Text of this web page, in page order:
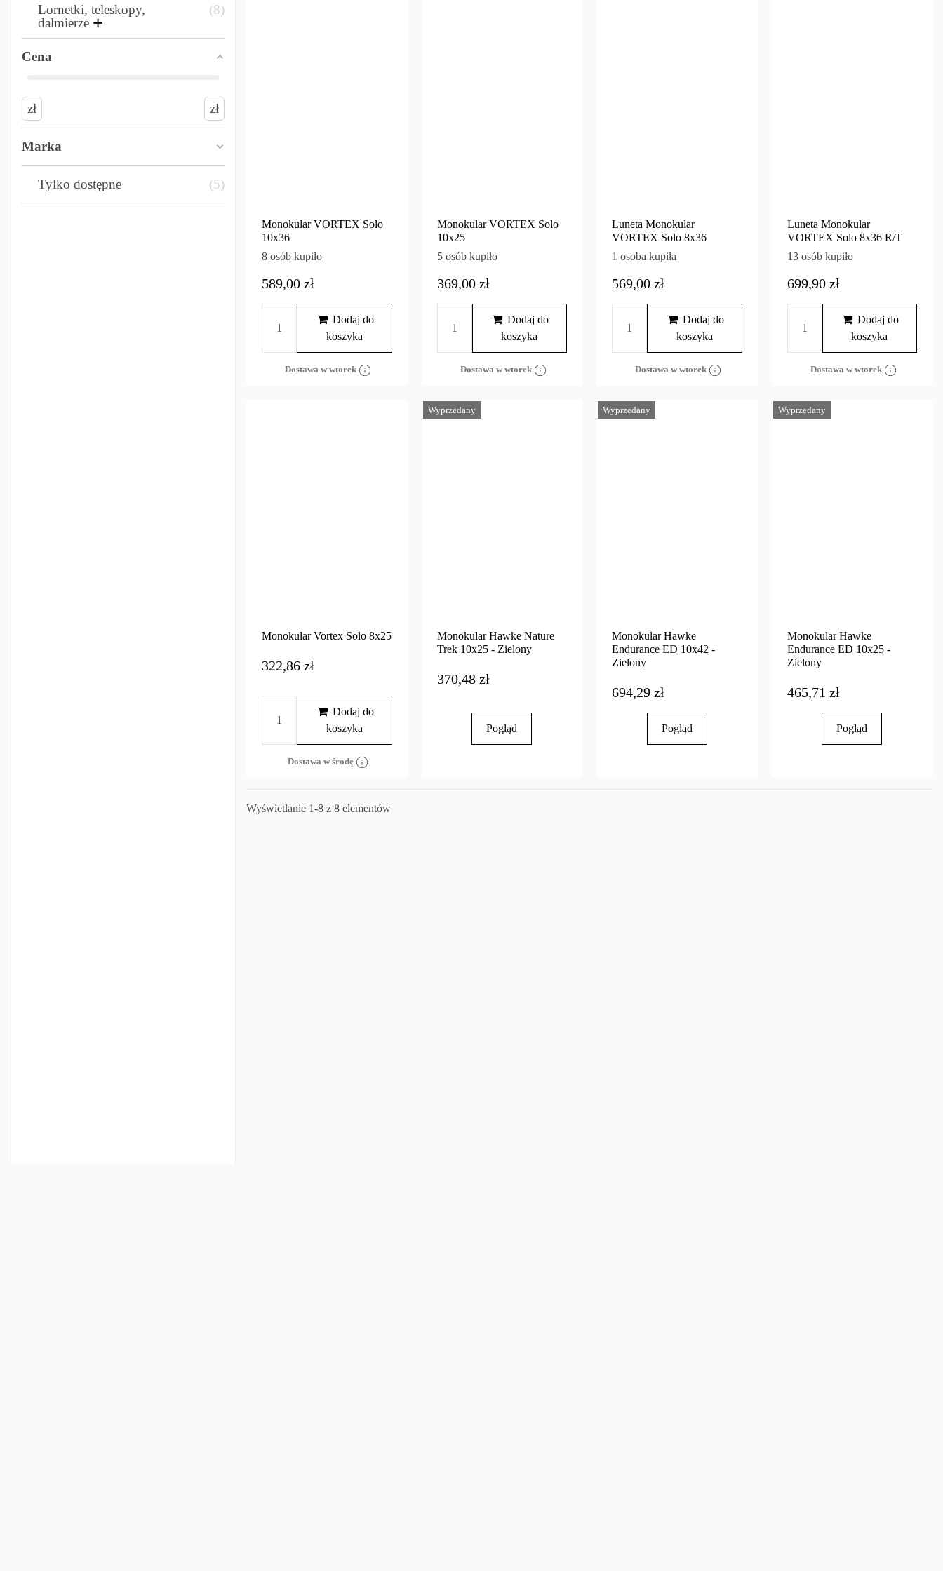
Monokular VORTEX Solo
10x36
8 osób kupiło
589,00 zł
Dodaj do
koszyka
Dostawa w wtorek
Monokular VORTEX Solo
10x25
5 osób kupiło
369,00 zł
Dodaj do
koszyka
Dostawa w wtorek
Luneta Monokular
VORTEX Solo 8x36
1 osoba kupiła
569,00 zł
Dodaj do
koszyka
Dostawa w wtorek
Luneta Monokular
VORTEX Solo 8x36 R/T
13 osób kupiło
699,90 zł
Dodaj do
koszyka
Dostawa w wtorek
Monokular Vortex Solo 8x25
322,86 zł
Dodaj do
koszyka
Dostawa w środę
Wyprzedany
Monokular Hawke Nature
Trek 10x25 - Zielony
370,48 zł
Pogląd
Wyprzedany
Monokular Hawke
Endurance ED 10x42 -
Zielony
694,29 zł
Pogląd
Wyprzedany
Monokular Hawke
Endurance ED 10x25 -
Zielony
465,71 zł
Pogląd
Wyświetlanie 1-8 z 8 elementów
Lornetki, teleskopy,
dalmierze
8
Cena
zł zł
Marka
Tylko dostępne 5